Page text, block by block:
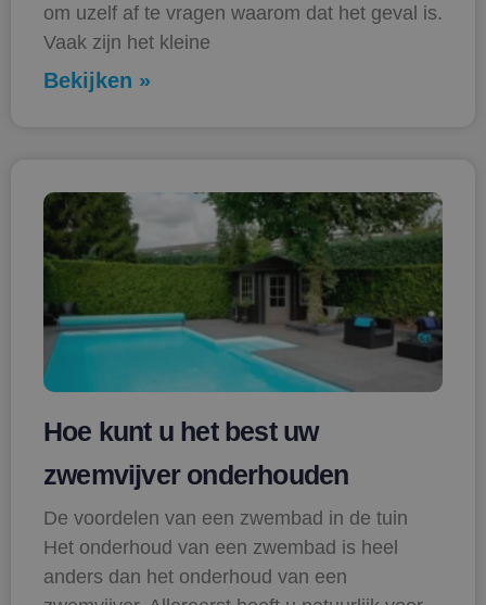
om uzelf af te vragen waarom dat het geval is.
Vaak zijn het kleine
Bekijken »
Hoe kunt u het best uw
zwemvijver onderhouden
De voordelen van een zwembad in de tuin
Het onderhoud van een zwembad is heel
anders dan het onderhoud van een